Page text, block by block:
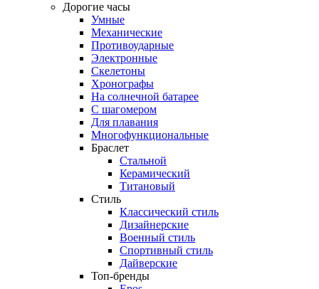
Дорогие часы
Умные
Механические
Противоударные
Электронные
Скелетоны
Хронографы
На солнечной батарее
С шагомером
Для плавания
Многофункциональные
Браслет
Стальной
Керамический
Титановый
Стиль
Классический стиль
Дизайнерские
Военный стиль
Спортивный стиль
Дайверские
Топ-бренды